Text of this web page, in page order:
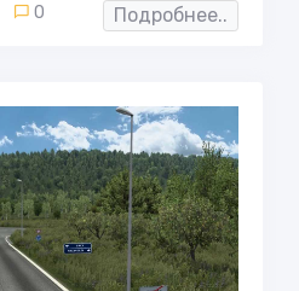
0 Подробнее..